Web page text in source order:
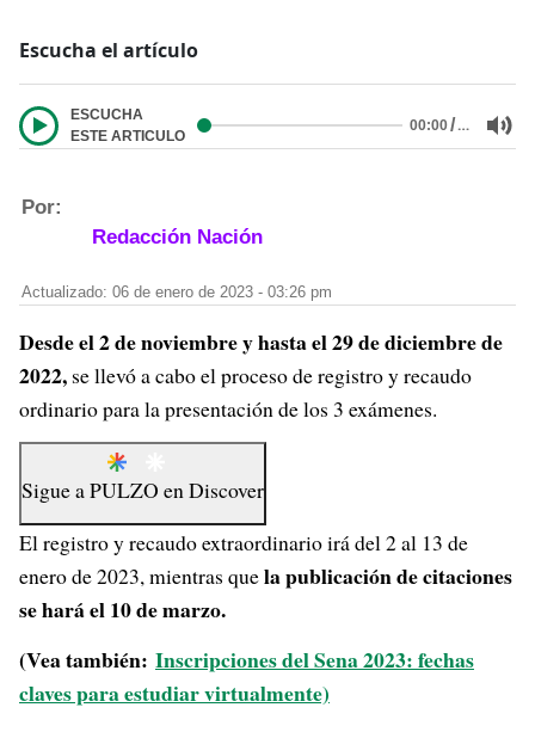
Escucha el artículo
ESCUCHA
ESTE ARTICULO
00:00/…
Por:
Redacción Nación
Actualizado: 06 de enero de 2023 - 03:26 pm
Desde el 2 de noviembre y hasta el 29 de diciembre de
2022, se llevó a cabo el proceso de registro y recaudo
ordinario para la presentación de los 3 exámenes.
Sigue aPULZO enDiscover
El registro y recaudo extraordinario irá del 2 al 13 de
enero de 2023, mientras quela publicación de citaciones
se hará el 10 de marzo.
(Vea también: Inscripciones del Sena 2023: fechas
claves para estudiar virtualmente)